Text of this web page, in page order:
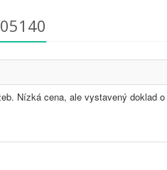
Nízká cena, ale vystavený doklad